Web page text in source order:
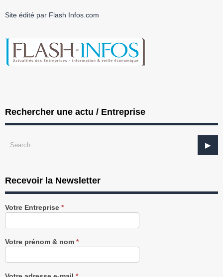
Site édité par Flash Infos.com
Rechercher une actu / Entreprise
Recevoir la Newsletter
Recevez
notre
gratuitement
Votre Entreprise *
Votre prénom & nom *